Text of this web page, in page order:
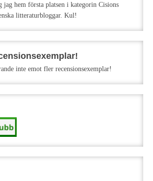
jag hem första platsen i kategorin Cisions
litteraturbloggar. Kul!
inte emot fler recensionsexemplar!